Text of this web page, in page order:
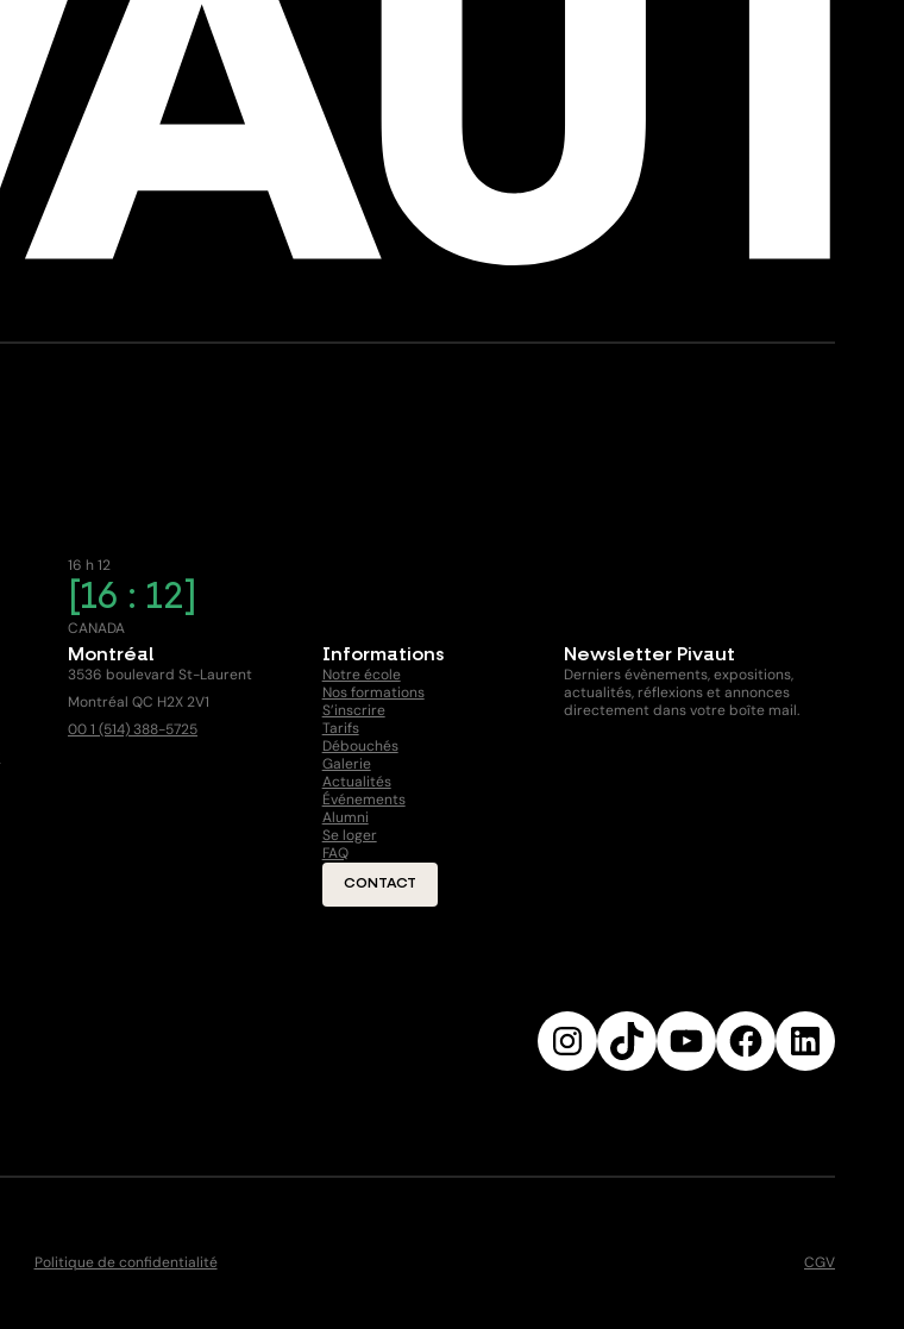
16 h 12
16 : 12
CANADA
Montréal
3536 boulevard St-Laurent
Montréal QC H2X 2V1
00 1 (514) 388-5725
Informations
Notre école
Nos formations
S’inscrire
Tarifs
Débouchés
Galerie
Actualités
Événements
Alumni
Se loger
FAQ
CONTACT
Newsletter Pivaut
Derniers évènements, expositions,
actualités, réflexions et annonces
directement dans votre boîte mail.
Instagram
TikTokYouTube
Facebook
Politique de confidentialité CGV